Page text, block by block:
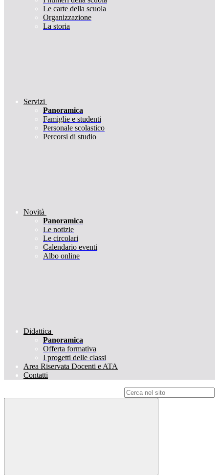
Le carte della scuola
Organizzazione
La storia
Servizi
Panoramica
Famiglie e studenti
Personale scolastico
Percorsi di studio
Novità
Panoramica
Le notizie
Le circolari
Calendario eventi
Albo online
Didattica
Panoramica
Offerta formativa
I progetti delle classi
Area Riservata Docenti e ATA
Contatti